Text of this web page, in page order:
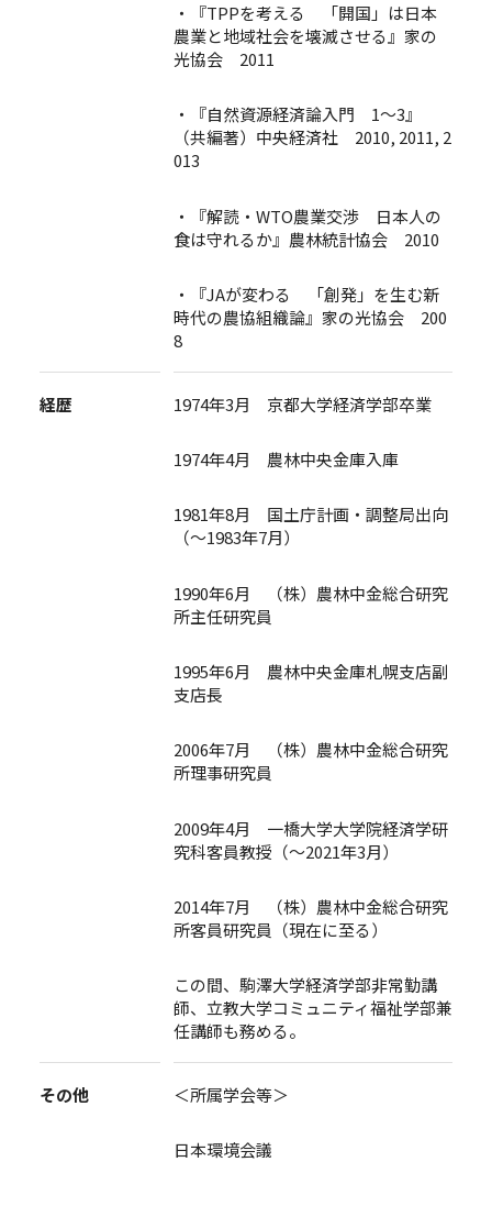
・『TPPを考える 「開国」は日本
農業と地域社会を壊滅させる』家の
光協会 2011
・『自然資源経済論入門 1～3』
（共編著）中央経済社 2010, 2011, 2
013
・『解読・WTO農業交渉 日本人の
食は守れるか』農林統計協会 2010
・『JAが変わる 「創発」を生む新
時代の農協組織論』家の光協会 200
8
経歴 1974年3月 京都大学経済学部卒業
1974年4月 農林中央金庫入庫
1981年8月 国土庁計画・調整局出向
（～1983年7月）
1990年6月 （株）農林中金総合研究
所主任研究員
1995年6月 農林中央金庫札幌支店副
支店長
2006年7月 （株）農林中金総合研究
所理事研究員
2009年4月 一橋大学大学院経済学研
究科客員教授（～2021年3月）
2014年7月 （株）農林中金総合研究
所客員研究員（現在に至る）
この間、駒澤大学経済学部非常勤講
師、立教大学コミュニティ福祉学部兼
任講師も務める。
その他 ＜所属学会等＞
日本環境会議